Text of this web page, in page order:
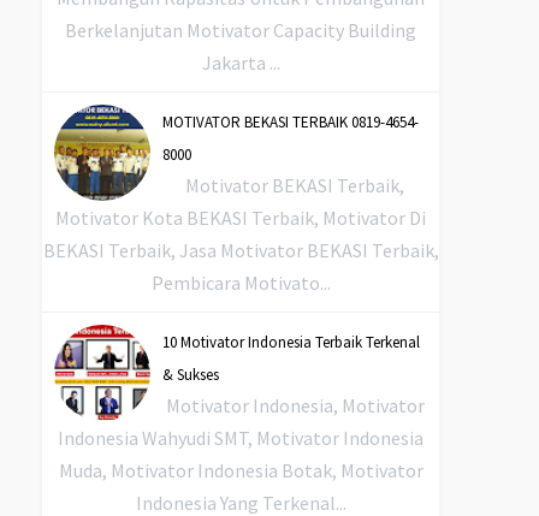
Berkelanjutan Motivator Capacity Building
Jakarta ...
MOTIVATOR BEKASI TERBAIK 0819-4654-
8000
Motivator BEKASI Terbaik,
Motivator Kota BEKASI Terbaik, Motivator Di
BEKASI Terbaik, Jasa Motivator BEKASI Terbaik,
Pembicara Motivato...
10 Motivator Indonesia Terbaik Terkenal
& Sukses
Motivator Indonesia, Motivator
Indonesia Wahyudi SMT, Motivator Indonesia
Muda, Motivator Indonesia Botak, Motivator
Indonesia Yang Terkenal...